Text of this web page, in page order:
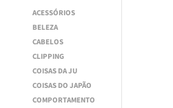
ACESSÓRIOS
BELEZA
CABELOS
CLIPPING
COISAS DA JU
COISAS DO JAPÃO
COMPORTAMENTO